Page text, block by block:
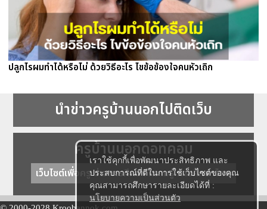
เราใช้คุกกี้เพื่อพัฒนาประสิทธิภาพ และ
ประสบการณ์ที่ดีในการใช้เว็บไซต์ของคุณ
คุณสามารถศึกษารายละเอียดได้ที่ :
นโยบายความเป็นส่วนตัว
ปลูกไรผมทำได้หรือไม่ ด้วยวิธีอะไร ไขข้อข้องใจคนหัวเถิก
นำข่าวครูบ้านนอกไปติดเว็บ
ครูบ้านนอกดอทคอม
เว็บไซต์เพื่อครู ข่าวการศึกษา ความรู้ การศึกษาไทย